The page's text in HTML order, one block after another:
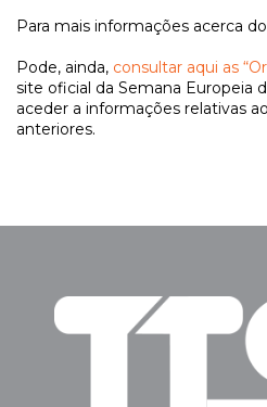
Para mais informações acerca do
Pode, ainda, consultar aqui as
site oficial da Semana Europeia
aceder a informações relativas
anteriores.